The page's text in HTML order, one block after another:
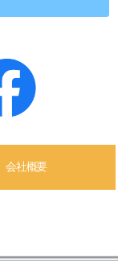
会社概要